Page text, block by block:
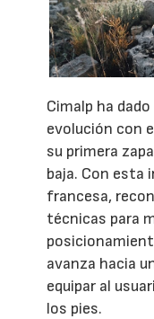
Cimalp ha
evolución con
su primera
baja. Con esta
francesa,
técnicas para
avanza hacia
equipar al
los pies.